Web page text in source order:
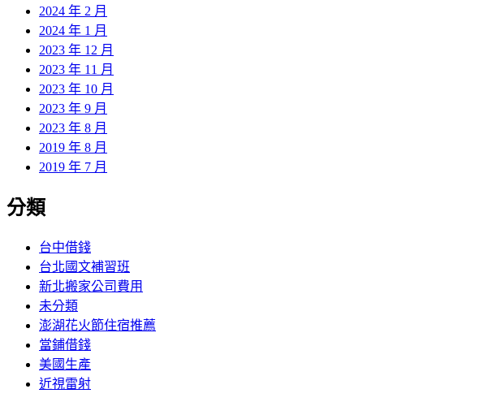
2024 年 2 月
2024 年 1 月
2023 年 12 月
2023 年 11 月
2023 年 10 月
2023 年 9 月
2023 年 8 月
2019 年 8 月
2019 年 7 月
分類
台中借錢
台北國文補習班
新北搬家公司費用
未分類
澎湖花火節住宿推薦
當鋪借錢
美國生產
近視雷射